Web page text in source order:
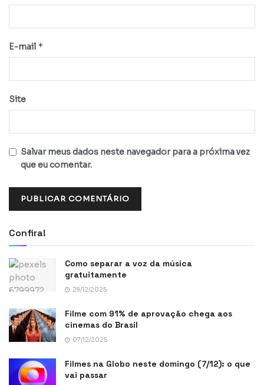
E-mail *
Site
Salvar meus dados neste navegador para a próxima vez
que eu comentar.
Confira!
Como separar a voz da música
gratuitamente
29/12/2025
Filme com 91% de aprovação chega aos
cinemas do Brasil
07/12/2025
Filmes na Globo neste domingo (7/12): o que
vai passar